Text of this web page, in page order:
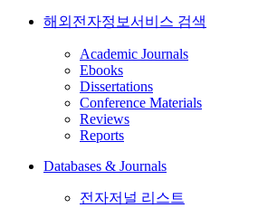
해외전자정보서비스 검색
Academic Journals
Ebooks
Dissertations
Conference Materials
Reviews
Reports
Databases & Journals
전자저널 리스트